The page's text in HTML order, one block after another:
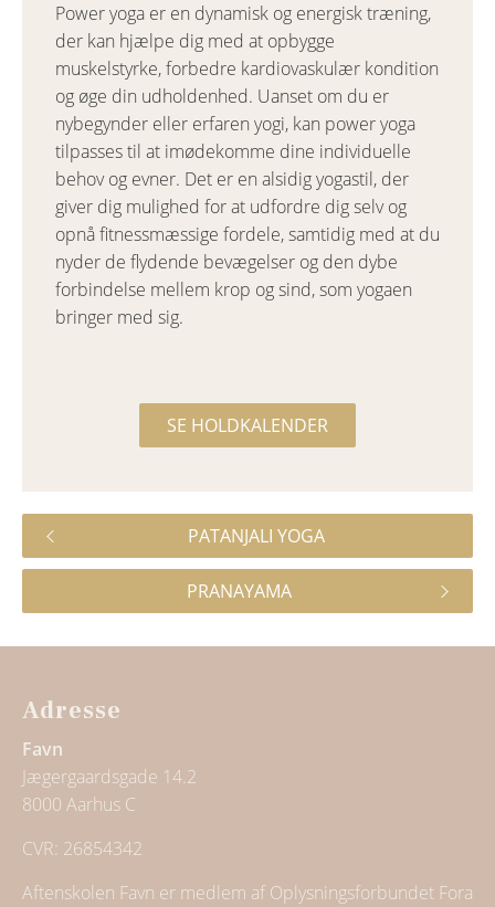
Power yoga er en dynamisk og energisk træning,
der kan hjælpe dig med at opbygge
muskelstyrke, forbedre kardiovaskulær kondition
og øge din udholdenhed. Uanset om du er
nybegynder eller erfaren yogi, kan power yoga
tilpasses til at imødekomme dine individuelle
behov og evner. Det er en alsidig yogastil, der
giver dig mulighed for at udfordre dig selv og
opnå fitnessmæssige fordele, samtidig med at du
nyder de flydende bevægelser og den dybe
forbindelse mellem krop og sind, som yogaen
bringer med sig.
SE HOLDKALENDER
PATANJALI YOGA
PRANAYAMA
Adresse
Favn
Jægergaardsgade 14.2
8000 Aarhus C
CVR: 26854342
Aftenskolen Favn er medlem af Oplysningsforbundet Fora